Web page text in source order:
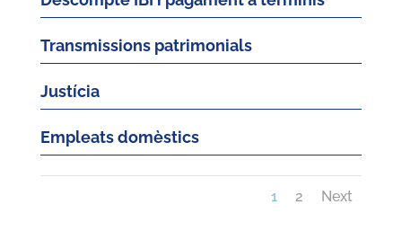
Transmissions patrimonials
Justícia
Empleats domèstics
1 2 Next